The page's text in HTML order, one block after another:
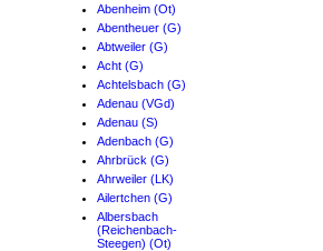
Abenheim (Ot)
Abentheuer (G)
Abtweiler (G)
Acht (G)
Achtelsbach (G)
Adenau (VGd)
Adenau (S)
Adenbach (G)
Ahrbrück (G)
Ahrweiler (LK)
Ailertchen (G)
Albersbach
(Reichenbach-
Steegen) (Ot)